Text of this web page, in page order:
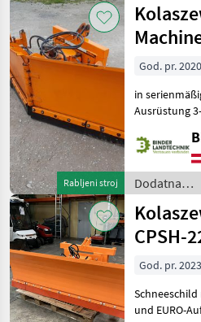
Kategorija 4 Država
TRENUTNA
STAZA
Poljoprivredna
tehnika
Dodatna
Oprema
Za
Traktore
Plug Za
Snijeg
Kolaszewski
ODABERITE
KATEGORIJU
Kolaszewski
Prikaži 4
Rabljeni stroj
God. pr. 2020
in
Ausrüstung
Seitenmaße:
960/1090mm, L
810/
Dodatna
oprema za
traktore /
Kolaszewski
CPSH-
God. pr. 2023
und EURO-